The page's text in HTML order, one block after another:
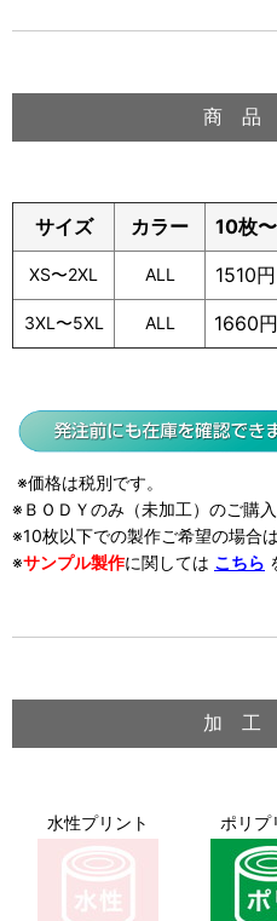
商 品
サイズ カラー 10枚〜
XS〜2XL ALL 1510円
3XL〜5XL ALL 1660円
※価格は税別です。
※ＢＯＤＹのみ（未加工）のご購入
※10枚以下での製作ご希望の場合は
※サンプル製作に関しては こちら
加 工
水性プリント ポリプ